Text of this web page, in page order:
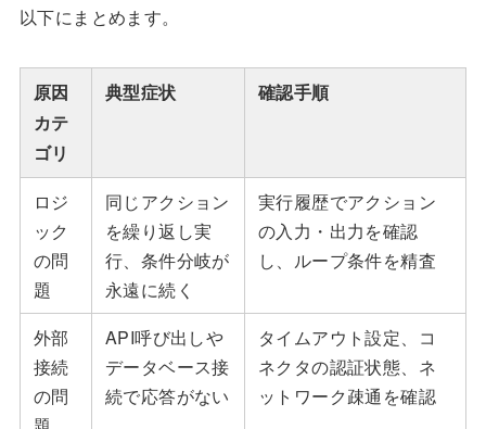
以下にまとめます。
原因
カテ
ゴリ
典型症状 確認手順
ロジ
ック
の問
題
同じアクション
を繰り返し実
行、条件分岐が
永遠に続く
実行履歴でアクション
の入力・出力を確認
し、ループ条件を精査
外部
接続
の問
API呼び出しや
データベース接
続で応答がない
タイムアウト設定、コ
ネクタの認証状態、ネ
ットワーク疎通を確認